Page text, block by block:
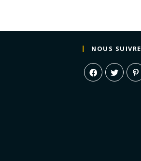
NOUS SUIVRE